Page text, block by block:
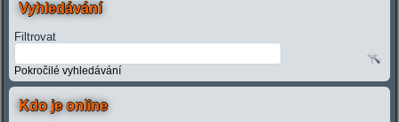
Vyhledávání
Filtrovat
Pokročilé vyhledávání
Kdo je online